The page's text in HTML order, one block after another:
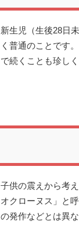
新生児（生後28日
く普通のことです
で続くことも珍し
子供の震えから考
オクローヌス」と
の発作などとは異